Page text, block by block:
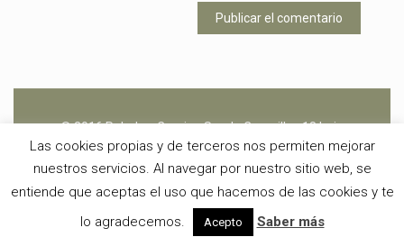
© 2016 Peludos. Camino Senda Coronillas 18 bajo
26370 - Navarrete (La Rioja) -buzon@peludos.net - 666
450 601 -Aviso Legaly Política de Cookies
Las cookies propias y de terceros nos permiten mejorar
nuestros servicios. Al navegar por nuestro sitio web, se
entiende que aceptas el uso que hacemos de las cookies y te
lo agradecemos.
Acepto Saber más